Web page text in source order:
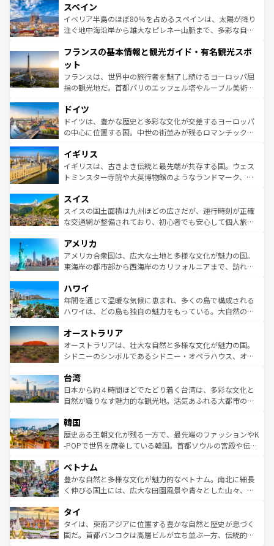
ろん、トスカーナの美しい田園風景やアマルフィ海岸の絶
景など、自然景観も見逃せない。観光の合間には、本場の
ピザやパスタなど、絶品のイタリア料理を堪能することも
ませてくれるイタリアで、忘れられない旅をしてみよう！
なお、新着のイタリア情報は
しい。
スペイン
イベリア半島のほぼ80％を占めるスペインは、太陽が降り
注ぐ地中海沿岸から雄大なピレネー山脈まで、多彩な自然
文化が根付くこの国では、情熱的なフラメンコ、熱気あふ
れる闘牛、そして美味しいタパスが生活の一部となってい
る。首都マドリードの洗練された雰囲気や、バルセロナの
アートに溢れた街角から、地方では古代ローマ遺跡や中世
せる。地方によって風土や気候が異なるスペインはその個
性で訪れる人を魅了する。 なお、新着のスペイン情報は コ
ンテンツ一覧を参照してほしい。
フランスの基本情報と観光ガイド・有名観光スポ
ット
フランスは、世界中の旅行者を魅了し続けるヨーロッパ屈
指の観光地だ。首都パリのエッフェル塔やルーブル美術館
で、幅広い魅力が詰まっている。華麗な宮殿、歴史的な大
聖堂、美しいビーチ、そして豊かな自然が、訪れる者を心
から魅了する。また、フランスは美食の国としても知ら
いる。シャンパンの発祥地であるランス、プロヴァンスの
香り高いラベンダー畑など、多彩な楽しみ方が可能だ。さ
らに、パリ以外の地域にも魅力が溢れており、どの街角に
れる地方に足を運ぶとそれぞれで全く異なる文化を体験で
きるだろう。 なお、新着のフランス情報はコンテンツ一覧
を参照してほしい。
ドイツ
ドイツは、豊かな歴史と多彩な文化が交差するヨーロッパ
の中心に位置する国。中世の街並みが残るロマンチック街
顔を持つこの国は、どこを歩いても飽きることがない。ベ
ルリンの文化的活気、バイエルン州のアルプスの絶景、そ
してライン川沿いのワイン畑といった風景は必見。ビール
は、お酒好きな人にはぜひ体験してほしい。 なお、新着の
ドイツ情報はコンテンツ一覧を参照してほしい。
イギリス
イギリスは、古きよき伝統と最先端が共存する国。ウェス
トミンスター寺院や大英博物館のようなランドマーク、歴
リアごとに異なる魅力がある。また、優雅なアフタヌーン
ティー、ビール好きにはたまらない英国パブ、サッカー観
戦など、本場だからこそできる体験も豊富。イギリスを旅
ンツ一覧を参照してほしい。
スイス
スイスの国土面積は九州ほどの広さだが、運行時刻が正確
な交通網が整備されており、初心者でも安心して個人旅行
の建物がそのまま残る町や、スイスならではのユニークな
博物館もあり、アルプス観光だけでなく町歩きも満喫する
ことができる。国民の所得が高いため物価も高いが、旅行
ば市内交通費無料で観光を楽しむこともできる。 なお、新
着のスイス情報はコンテンツ一覧 を参照してほしい。
アメリカ
アメリカ合衆国は、広大な土地と多様な文化が魅力の国。
東海岸の都市部から西海岸のカリフォルニアまで、訪れる
のような巨大都市は、観光、ショッピング、エンターテイ
ンメントが詰まった刺激的なスポットだ。一方、アメリカ
西部には大自然が広がり、グランドキャニオンやイエロー
部のニューオーリンズでは、音楽と美食が融合した独特の
文化が魅力。旅行者はアメリカの各地域で異なる魅力を楽
しみながら、その多様性と豊かな歴史を感じることができ
ならではの贅沢な旅のスタイルだ。 なお、新着のアメリカ
情報はコンテンツ一覧を参照してほしい。
ハワイ
年間を通じて温暖な気候に恵まれ、多くの島で構成される
ハワイは、どの島も独自の魅力をもっている。大自然の神
ワイ島は見逃せない。また、定番の観光地といえばオアフ
島だが、静かな自然を求めるならマウイ島やカウアイ島が
おすすめ。エメラルドグリーンに輝く海をはじめ、豊かな
れるおもてなしの心で訪れる人々を迎えてくれるハワイの
人々、おいしいローカルフードやハワイアンミュージッ
ク、伝統的なフラダンスなど、すべてがハワイの魅力を彩
ワイを、存分に味わってほしい。 なお、新着のハワイ情報
はコンテンツ一覧を参照してほしい。
オーストラリア
オーストラリアは、壮大な自然と多様な文化が魅力の国。
シドニーのシンボルであるシドニー・オペラハウス、オー
リアリーフや大陸中央部にそびえるウルル（エアーズロッ
ク）、タスマニアの美しい原生林やケアンズの熱帯雨林な
ど、見どころがたくさん。また、カフェやワイン、オージ
いる。アクティビティも充実しており、サーフィンやダイ
ビング、ハイキングなど、アウトドア好きにはたまらな
い。オーストラリアの多彩な魅力を存分に味わいつくそ
参照してほしい。
台湾
日本から約４時間ほどでたどり着く台湾は、多彩な文化と
自然が織りなす魅力的な観光地。活気あふれる大都市の台
ン）、静ひつな山岳地帯である台湾東部など、都市の喧騒
と山間の静けさが共存しており、訪れる人に新しい発見と
驚きをもたらしてくれる。また、奥深い台湾の食文化も魅
容にもいいと評判のスイーツなど、バラエティ豊かな料理
が味わえる。 なお、新着の台湾情報は コンテンツ一覧を参
照してほしい。
韓国
歴史ある王朝文化が残る一方で、最先端のファッションやK
-POPで世界を席巻している韓国。首都ソウルの宮殿や伝統
き、地方に足を延ばせば四季折々の自然美を楽しむことが
できる。そして、キムチや焼肉、絶品のストリートフード
まで、さまざまな韓国料理が待っている。夜には、韓国な
リティに包まれながら、韓国の多彩な魅力を心ゆくまで味
わってみてほしい。 なお、新着の韓国情報はコンテンツ一
覧を参照してほしい。
ベトナム
豊かな自然と多様な文化が魅力的なベトナム。南北に細長
く伸びる国土には、広大な田園風景や青々とした山々、世
急速な発展と共に伝統が息づく。ハノイの古い町並みやホ
ーチミン市のフランス統治時代の建物も、独特の雰囲気を
醸し出している。また、バラエティの豊かさとおいしさで
タイ
タイは、東南アジアに位置する豊かな自然と歴史が息づく
国だ。首都バンコクは高層ビルが立ち並ぶ一方、伝統的な